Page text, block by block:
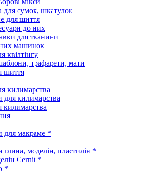
для сумок, шкатулок
для шиття
до них
для тканини
машинок
квілтінгу
трафарети, мати
шиття
килимарства
для килимарства
килимарства
для макраме *
глина, моделін, пластилін *
Cernit *
*